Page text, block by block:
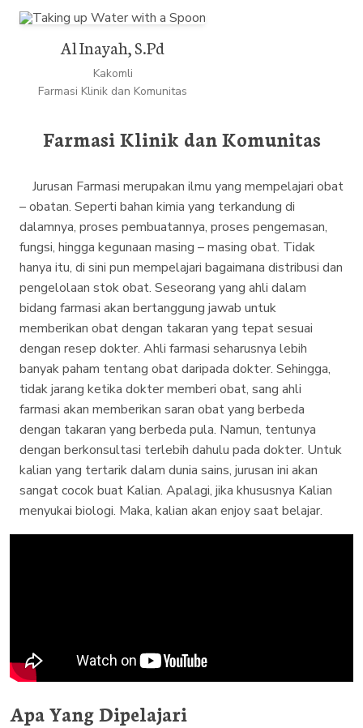
Al Inayah, S.Pd
Kakomli
Farmasi Klinik dan Komunitas
Farmasi Klinik dan Komunitas
Jurusan Farmasi merupakan ilmu yang mempelajari obat
– obatan. Seperti bahan kimia yang terkandung di
dalamnya, proses pembuatannya, proses pengemasan,
fungsi, hingga kegunaan masing – masing obat. Tidak
hanya itu, di sini pun mempelajari bagaimana distribusi dan
pengelolaan stok obat. Seseorang yang ahli dalam
bidang farmasi akan bertanggung jawab untuk
memberikan obat dengan takaran yang tepat sesuai
dengan resep dokter. Ahli farmasi seharusnya lebih
banyak paham tentang obat daripada dokter. Sehingga,
tidak jarang ketika dokter memberi obat, sang ahli
farmasi akan memberikan saran obat yang berbeda
dengan takaran yang berbeda pula. Namun, tentunya
dengan berkonsultasi terlebih dahulu pada dokter. Untuk
kalian yang tertarik dalam dunia sains, jurusan ini akan
sangat cocok buat Kalian. Apalagi, jika khususnya Kalian
menyukai biologi. Maka, kalian akan enjoy saat belajar.
Apa Yang Dipelajari